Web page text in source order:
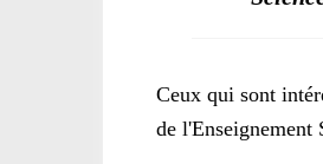
Ceux qui sont
de l'Enseignement